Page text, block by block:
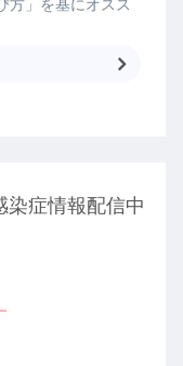
方」を基にオスス
染症情報配信中